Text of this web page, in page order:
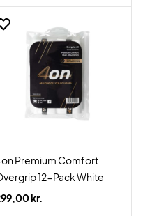
Premium Comfort
12-Pack White
kr.